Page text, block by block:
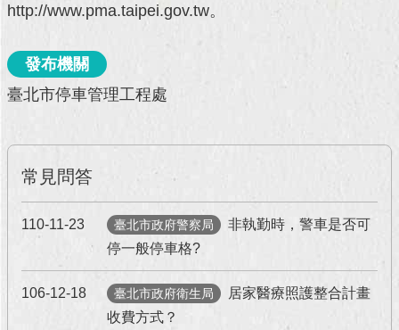
回
首
頁
站
覽
English
問
http://www.pma.taipei.gov.tw。
發布機關
臺北市停車管理工程處
常見問答
110-11-23 臺北市政府警察局
非執勤時，警車是否可
停一般停車格?
106-12-18 臺北市政府衛生局
居家醫療照護整合計畫
收費方式？